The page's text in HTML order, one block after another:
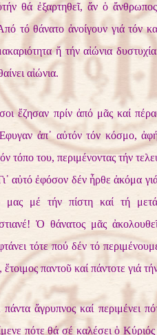
θά ἐξαρτηθεῖ, ἄν ὁ
τό θάνατο ἀνοίγουν γιά τόν
ἤ τήν αἰώνια
αἰώνια.
ἔζησαν πρίν ἀπό μᾶς καί
ἀπ᾿ αὐτόν τόν κόσμο,
τόπο του, περιμένοντας τήν
αὐτό ἐφόσον δέν ἦρθε ἀκόμα
μέ τήν πίστη καί τή
Ὁ θάνατος μᾶς
τότε πού δέν τό
παντοῦ καί πάντοτε γιά
ἄγρυπνος καί περιμένει
πότε θά σέ καλέσει ὁ